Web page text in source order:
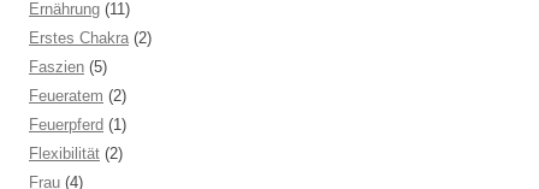
Ernährung (11)
Erstes Chakra (2)
Faszien (5)
Feueratem (2)
Feuerpferd (1)
Flexibilität (2)
Frau (4)